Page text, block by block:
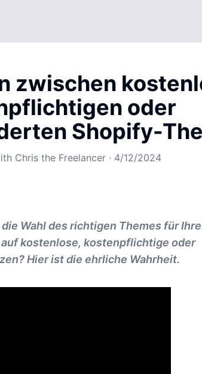
zwischen
oder
Shopify-
Chris the Freelancer · 4/12/2024
Wahl des richtigen Themes für
kostenlose, kostenpflichtige oder
Hier ist die ehrliche Wahrheit.